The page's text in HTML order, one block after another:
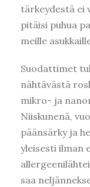
tärkeydestä ei
pitäisi puhua
meille
Suodattimet
nähtävästä
mikro- ja
Niiskunenä,
päänsärky ja
yleisesti ilman
saa